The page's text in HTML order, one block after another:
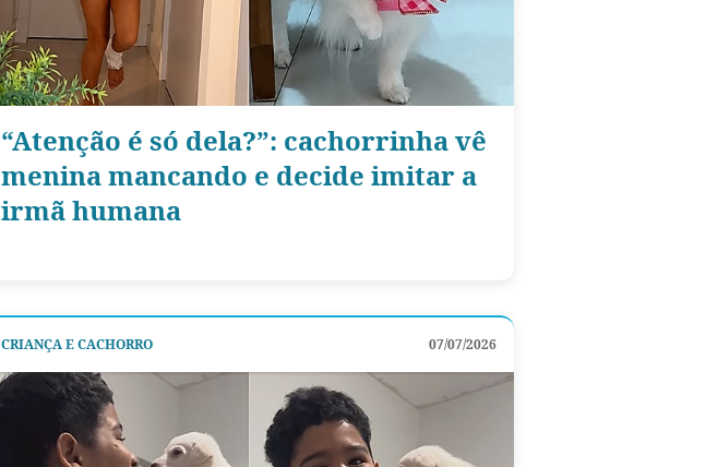
“Atenção é só dela?”: cachorrinha vê
menina mancando e decide imitar a
irmã humana
CRIANÇA E CACHORRO 07/07/2026